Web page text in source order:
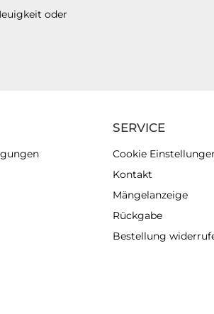
oder
SERVICE
Cookie
Kontakt
Mängelanzeige
Rückgabe
Bestellung